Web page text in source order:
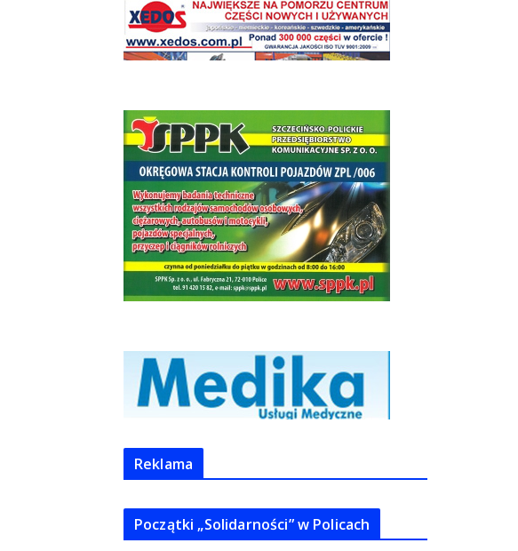
Reklama
Początki „Solidarności” w Policach